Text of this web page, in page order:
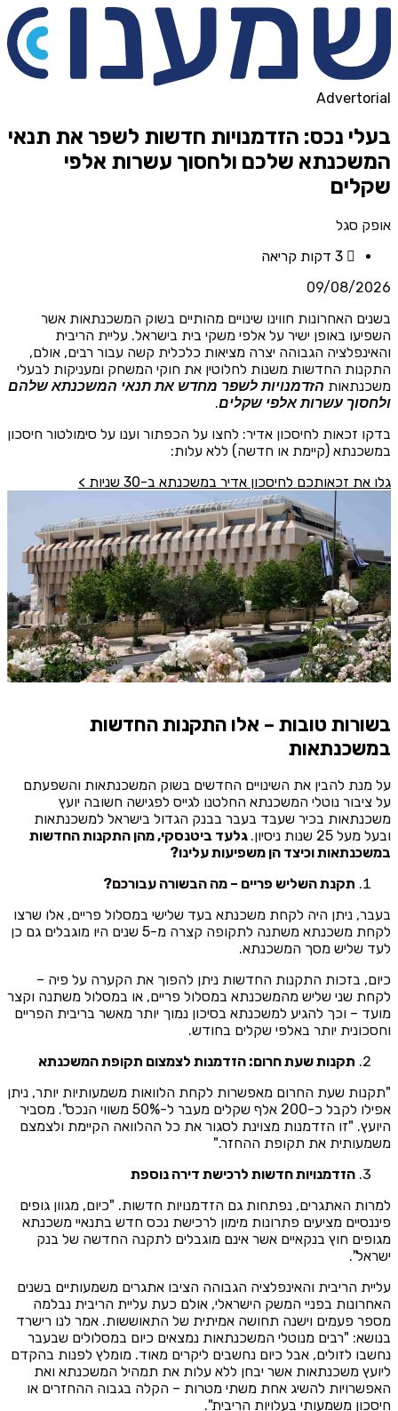
Advertorial
בעלי נכס: הזדמנויות חדשות לשפר את תנאי
המשכנתא שלכם ולחסוך עשרות אלפי
שקלים
אופק סגל
3 דקות קריאה
09/08/2026
בשנים האחרונות חווינו שינויים מהותיים בשוק המשכנתאות אשר
השפיעו באופן ישיר על אלפי משקי בית בישראל. עליית הריבית
והאינפלציה הגבוהה יצרה מציאות כלכלית קשה עבור רבים, אולם,
התקנות החדשות משנות לחלוטין את חוקי המשחק ומעניקות לבעלי
משכנתאות הזדמנויות לשפר מחדש את תנאי המשכנתא שלהם
ולחסוך עשרות אלפי שקלים.
בדקו זכאות לחיסכון אדיר: לחצו על הכפתור וענו על סימולטור חיסכון
במשכנתא (קיימת או חדשה) ללא עלות:
גלו את זכאותכם לחיסכון אדיר במשכנתא ב-30 שניות >
בשורות טובות – אלו התקנות החדשות
במשכנתאות
על מנת להבין את השינויים החדשים בשוק המשכנתאות והשפעתם
על ציבור נוטלי המשכנתא החלטנו לגייס לפגישה חשובה יועץ
משכנתאות בכיר שעבד בעבר בבנק הגדול בישראל למשכנתאות
ובעל מעל 25 שנות ניסיון.
גלעד ביטנסקי, מהן התקנות החדשות
במשכנתאות וכיצד הן משפיעות עלינו?
תקנת השליש פריים – מה הבשורה עבורכם?
בעבר, ניתן היה לקחת משכנתא בעד שלישי במסלול פריים, אלו שרצו
לקחת משכנתא משתנה לתקופה קצרה מ-5 שנים היו מוגבלים גם כן
לעד שליש מסך המשכנתא.
כיום, בזכות התקנות החדשות ניתן להפוך את הקערה על פיה –
לקחת שני שליש מהמשכנתא במסלול פריים, או במסלול משתנה וקצר
מועד – וכך להגיע למשכנתא בסיכון נמוך יותר מאשר בריבית הפריים
וחסכונית יותר באלפי שקלים בחודש.
תקנות שעת חרום: הזדמנות לצמצום תקופת המשכנתא
"תקנות שעת החרום מאפשרות לקחת הלוואות משמעותיות יותר, ניתן
אפילו לקבל כ-200 אלף שקלים מעבר ל-50% משווי הנכס". מסביר
היועץ. "זו הזדמנות מצוינת לסגור את כל ההלוואה הקיימת ולצמצם
משמעותית את תקופת ההחזר."
הזדמנויות חדשות לרכישת דירה נוספת
למרות האתגרים, נפתחות גם הזדמנויות חדשות. "כיום, מגוון גופים
פיננסיים מציעים פתרונות מימון לרכישת נכס חדש בתנאיי משכנתא
מגופים חוץ בנקאיים אשר אינם מוגבלים לתקנה החדשה של בנק
ישראל".
עליית הריבית והאינפלציה הגבוהה הציבו אתגרים משמעותיים בשנים
האחרונות בפניי המשק הישראלי, אולם כעת עליית הריבית נבלמה
מספר פעמים וישנה תחושה אמיתית של התאוששות. אמר לנו רישרד
בנושא: "רבים מנוטלי המשכנתאות נמצאים כיום במסלולים שבעבר
נחשבו לזולים, אבל כיום נחשבים ליקרים מאוד. מומלץ לפנות בהקדם
ליועץ משכנתאות אשר יבחן ללא עלות את תמהיל המשכנתא ואת
האפשרויות להשיג אחת משתי מטרות – הקלה בגבוה ההחזרים או
חיסכון משמעותי בעלויות הריבית".